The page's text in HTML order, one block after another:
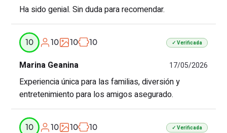
Ha sido genial. Sin duda para recomendar.
10 10 10 10 ✓ Verificada
Marina Geanina 17/05/2026
Experiencia única para las familias, diversión y
entretenimiento para los amigos asegurado.
10 10 10 10 ✓ Verificada